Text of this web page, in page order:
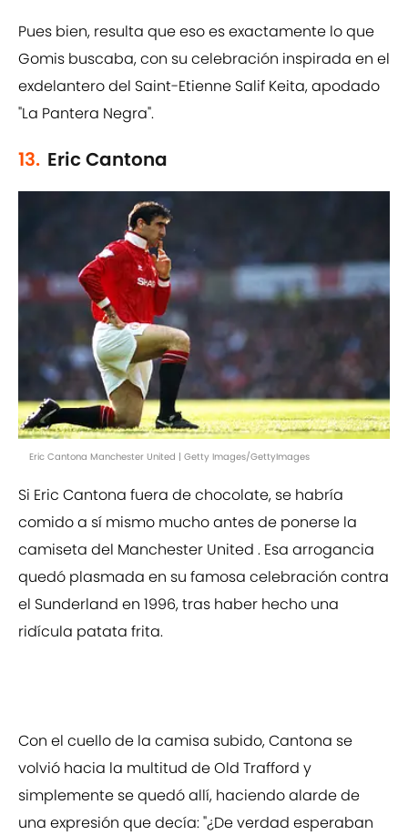
Pues bien, resulta que eso es exactamente lo que
Gomis buscaba, con su celebración inspirada en el
exdelantero del Saint-Etienne Salif Keita, apodado
"La Pantera Negra".
13. Eric Cantona
Eric Cantona Manchester United | Getty Images/GettyImages
Si Eric Cantona fuera de chocolate, se habría
comido a sí mismo mucho antes de ponerse la
camiseta del Manchester United . Esa arrogancia
quedó plasmada en su famosa celebración contra
el Sunderland en 1996, tras haber hecho una
ridícula patata frita.
Con el cuello de la camisa subido, Cantona se
volvió hacia la multitud de Old Trafford y
simplemente se quedó allí, haciendo alarde de
una expresión que decía: "¿De verdad esperaban